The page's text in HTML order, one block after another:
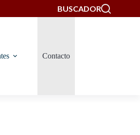
BUSCADOR
Contacto